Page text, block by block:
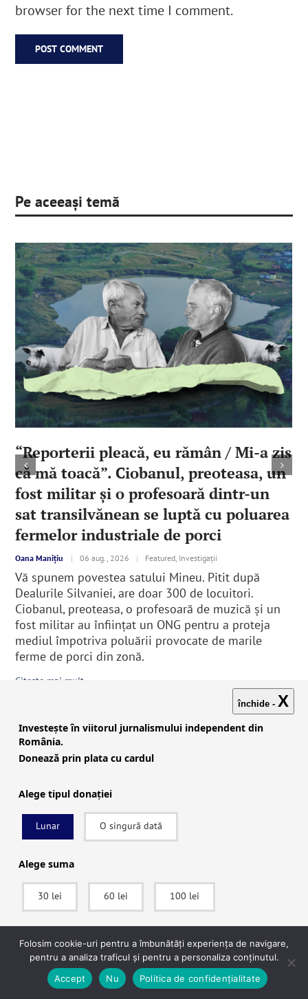
browser for the next time I comment.
Pe aceeași temă
“Reporterii pleacă, eu rămân / Mi-a zis
că mă toacă”. Ciobanul, preoteasa, un
fost militar şi o profesoară dintr-un
sat transilvănean se luptă cu poluarea
fermelor industriale de porci
Oana Manițiu | 06 aug., 2026 | Featured, Investigații
Vă spunem povestea satului Mineu. Pitit după
Dealurile Silvaniei, are doar 300 de locuitori.
Ciobanul, preoteasa, o profesoară de muzică şi un
fost militar au înfiinţat un ONG pentru a proteja
mediul împotriva poluării provocate de marile
ferme de porci din zonă.
Citește mai mult
Dă-ne un pont/ Send Us a Tip
închide - X
Investește în viitorul jurnalismului independent din
România.
Donează prin plata cu cardul
Alege tipul donației
Lunar O singură dată
Alege suma
30 lei 60 lei 100 lei
SUSȚINE
După ce vei apăsa pe Donează vei fi redirecționat către pagina securizată a
procesatorului de plăți Stripe, unde vei putea plăti în siguranță.
Folosim cookie-uri pentru a îmbunătăți experiența de navigare,
pentru a analiza traficul și pentru a personaliza conținutul.
Accept
Nu Politica de confidențialitate